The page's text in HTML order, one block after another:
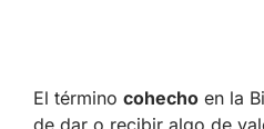
El término cohecho en la